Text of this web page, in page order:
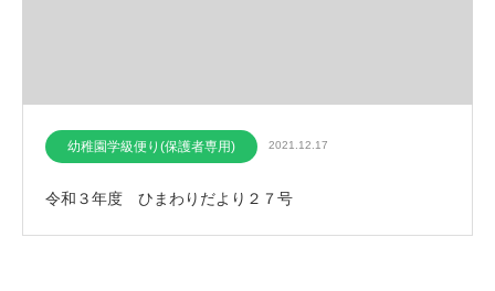
幼稚園学級便り(保護者専用) 2021.12.17
令和３年度 ひまわりだより２７号